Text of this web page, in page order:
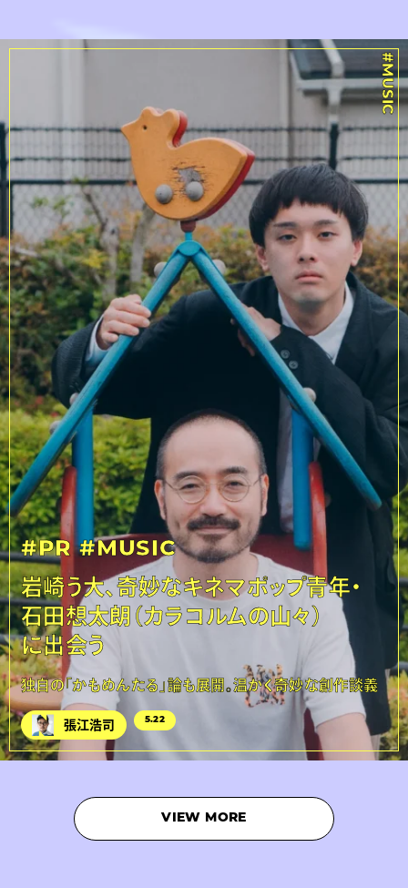
#MUSIC
#PR #MUSIC
岩崎う大、奇妙なキネマポップ青年・
石田想太朗（カラコルムの山々）
に出会う
独自の「かもめんたる」論も展開。温かく奇妙な創作談義
張江浩司 5.22
VIEW MORE